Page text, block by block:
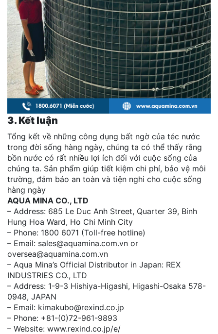
3. Kết luận
Tổng kết về những công dụng bất ngờ của téc nước
trong đời sống hàng ngày, chúng ta có thể thấy rằng
bồn nước có rất nhiều lợi ích đối với cuộc sống của
chúng ta. Sản phẩm giúp tiết kiệm chi phí, bảo vệ môi
trường, đảm bảo an toàn và tiện nghi cho cuộc sống
hàng ngày
AQUA MINA CO., LTD
– Address: 685 Le Duc Anh Street, Quarter 39, Binh
Hung Hoa Ward, Ho Chi Minh City
– Phone: 1800 6071 (Toll-free hotline)
– Email: sales@aquamina.com.vn or
oversea@aquamina.com.vn
– Aqua Mina’s Official Distributor in Japan: REX
INDUSTRIES CO., LTD
– Address: 1-9-3 Hishiya-Higashi, Higashi-Osaka 578-
0948, JAPAN
– Email: kimakubo@rexind.co.jp
– Phone: +81-(0)72-961-9893
– Website: www.rexind.co.jp/e/